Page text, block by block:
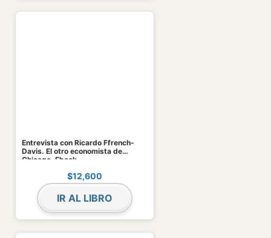
Entrevista con Ricardo Ffrench-
Davis. El otro economista de
Chicago. Ebook
$12,600
IR AL LIBRO